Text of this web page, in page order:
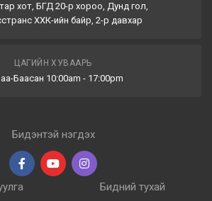
хот, БГД 20-р хороо, Дунд гол,
ХХК-ийн байр, 2-р давхар
ЦАГИЙН ХУВААРЬ
Баасан 10:00am - 17:00pm
Бидэнтэй нэгдэх
Бидний тухай